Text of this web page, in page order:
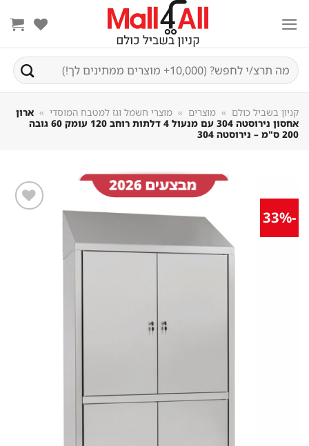
חיפוש
עבור:
קניון בשביל כולם מוצרים מוצרי חשמל וגז למטבח המוסדי
ארון
אחסון נירוסטה 304 עם מנעול 4 דלתות רוחב 120 עומק 60 גובה
200 ס"מ – נירוסטה 304